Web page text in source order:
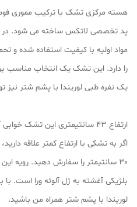
هسته مرکزی تشک با ترکیب مموری
پد تخصصی لاتکس ساخته می شود. در
را دارد. این تشک یک انتخاب مناسب
یک نفره طبی لوریندا با پشم شتر
ارتفاع ۴۳ سانتیمتری این تشک
اگر به تشکی با ارتفاع کمتر علاقه
۳۰ سانتیمتر را سفارش دهید. رویه
بلژیکی آغشته به ژل آلوئه ورا است.
لوریندا با پشم شتر همراه من باشید.